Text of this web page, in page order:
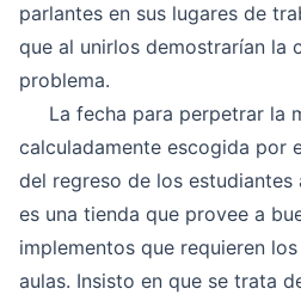
parlantes en sus lugares de
que al unirlos demostrarían la
problema.
La fecha para perpetrar la
calculadamente escogida por
del regreso de los estudiantes
es una tienda que provee a
implementos que requieren
aulas. Insisto en que se trata